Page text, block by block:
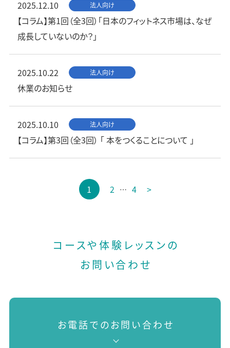
2025.12.10 法人向け
【コラム】第1回（全3回）「日本のフィットネス市場は、なぜ
成長していないのか？」
2025.10.22 法人向け
休業のお知らせ
2025.10.10 法人向け
【コラム】第3回（全3回） 「 本をつくることについて 」
1 2 … 4 >
コースや体験レッスンの
お問い合わせ
お電話でのお問い合わせ